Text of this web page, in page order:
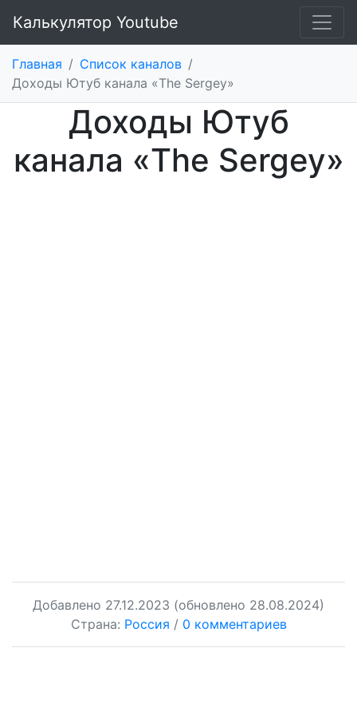
Калькулятор Youtube
Главная / Список каналов /
Доходы Ютуб канала «The Sergey»
Доходы Ютуб
канала «The Sergey»
Добавлено 27.12.2023 (обновлено 28.08.2024)
Страна: Россия / 0 комментариев